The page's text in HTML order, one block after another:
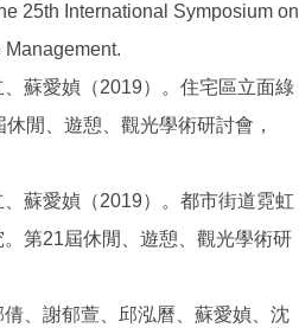
25th International Symposium on
蘇愛媜（2019）。住宅區立面綠
閒、遊憩、觀光學術研討會，
蘇愛媜（2019）。都市街道霓虹
第21屆休閒、遊憩、觀光學術研
、謝郁萱、邱泓曆、蘇愛媜、沈